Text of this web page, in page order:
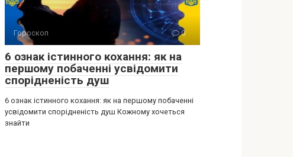
Гороскоп 0
6 ознак істинного кохання: як на
першому побаченні усвідомити
спорідненість душ
6 ознак істинного кохання: як на першому побаченні
усвідомити спорідненість душ Кожному хочеться
знайти